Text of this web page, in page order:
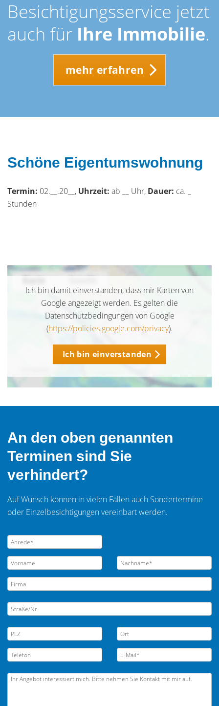
Besichtigungsservice jetzt
auch für Ihre Immobilie.
mehr erfahren
Schöne Eigentumswohnung
Termin: 02.__.20__, Uhrzeit: ab __ Uhr, Dauer: ca. _
Stunden
Ich bin damit einverstanden, dass mir Karten von
Google angezeigt werden. Es gelten die
Datenschutzbedingungen von Google
(https://policies.google.com/privacy).
Ich bin einverstanden
An den oben genannten
Terminen sind Sie
verhindert?
Auf Wunsch können in vielen Fällen auch Sondertermine
oder Einzelbesichtigungen vereinbart werden.